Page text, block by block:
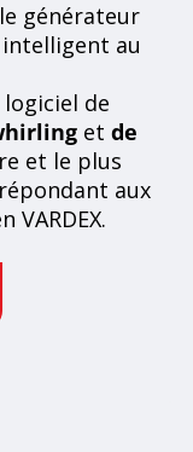
générateur
au
logiciel de
et de
et le plus
aux